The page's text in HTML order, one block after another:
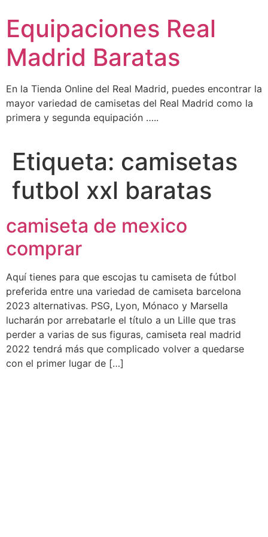
contenido
Equipaciones Real
Madrid Baratas
En la Tienda Online del Real Madrid, puedes encontrar la
mayor variedad de camisetas del Real Madrid como la
primera y segunda equipación …..
Etiqueta: camisetas
futbol xxl baratas
camiseta de mexico
comprar
Aquí tienes para que escojas tu camiseta de fútbol
preferida entre una variedad de camiseta barcelona
2023 alternativas. PSG, Lyon, Mónaco y Marsella
lucharán por arrebatarle el título a un Lille que tras
perder a varias de sus figuras, camiseta real madrid
2022 tendrá más que complicado volver a quedarse
con el primer lugar de […]